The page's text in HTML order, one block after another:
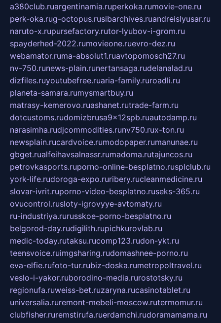
a380club.ruargentinamia.ruperkoka.rumovie-one.ru
perk-oka.rug-octopus.rusibarchives.ruandreislyusar.ru
naruto-x.rupursefactory.rutor-lyubov-i-grom.ru
spayderhed-2022.rumovieone.ruevro-dez.ru
webamator.ruma-absolut1.ruavtopomosch27.ru
nv-750.runews-plain.runertansaga.rudelanalad.ru
dizfiles.ruyoutubefree.ruaria-family.ruroadli.ru
planeta-samara.rumysmartbuy.ru
matrasy-kemerovo.ruashanet.rutrade-farm.ru
dotcustoms.rudomizbrusa9x12spb.ruautodamp.ru
narasimha.rudjcommodities.runv750.rux-ton.ru
newsplain.rucardvoice.rumodopaper.rumanunae.ru
gbget.rualfeihavsalnassr.rumadoma.rutajuncos.ru
petrovkasports.ruporno-online-besplatno.rusplclub.ru
york-life.rudoroga-expo.ruribery.rucleanmedicine.ru
slovar-ivrit.ruporno-video-besplatno.ruseks-365.ru
ovucontrol.rusloty-igrovyye-avtomaty.ru
ru-industriya.rurusskoe-porno-besplatno.ru
belgorod-day.rudigilith.rupichkurovlab.ru
medic-today.rutaksu.rucomp123.rudon-ykt.ru
teensvoice.ruimgsharing.rudomashnee-porno.ru
eva-elfie.rufoto-tur.rubiz-doska.rumetropoltravel.ru
veslo-i-yakor.ruborodino-media.rurostotsky.ru
regionufa.ruweiss-bet.ruzaryna.rucasinotablet.ru
universalia.ruremont-mebeli-moscow.rutermomur.ru
clubfisher.ruremstirufa.ruerdamchi.rudoramamama.ru